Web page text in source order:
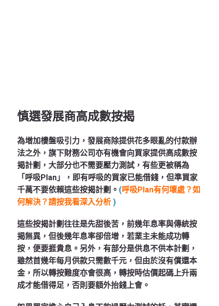
慎選發展商高成數按揭
為增加樓盤吸引力，發展商除提供花多眼亂的付款辦
法之外，旗下財務公司亦有機會向買家提供高成數按
揭計劃，大部分也不需要壓力測試，有些更被稱為
「呼吸Plan」，即有呼吸的買家已能借錢，但準買家
千萬不要依賴這些按揭計劃。 (呼吸Plan有何壞處？如
何解決？請按我看深入分析 )
這些按揭計劃往往是先甜後苦，前幾年息率與傳統按
揭無異，但後幾年息率卻倍增，若業主未能成功轉
按，便要捱貴息。另外，有部分是供息不供本計劃，
雖然首幾年每月供款只需數千元，但由於沒有償還本
金，所以轉按難度亦會很高，轉按時估價起碼上升兩
成才能借得足，否則要額外抬錢上會。